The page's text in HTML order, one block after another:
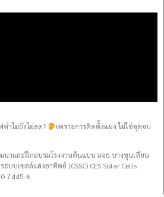
ำไมยังไม่ลด?
เพราะการติดตั้งแผง ไม่ใช่จุดจบ
าและฝึกอบรมโรงงานต้นแบบ มจธ.บางขุนเทียน
บเซลล์แสงอาทิตย์ (CSSC) CES Solar Cells
7445-6